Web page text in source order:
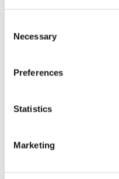
Necessary
Preferences
Statistics
Marketing
website. Je krijgt
code
tegelijkertijd als
wasstraat/